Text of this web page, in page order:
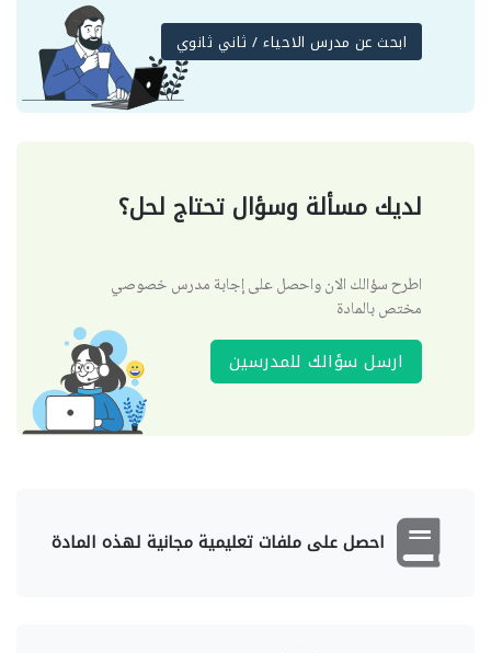
ابحث عن مدرس الاحياء / ثاني ثانوي
لديك مسألة وسؤال تحتاج لحل؟
اطرح سؤالك الان واحصل على إجابة مدرس خصوصي
مختص بالمادة
ارسل سؤالك للمدرسين
احصل على ملفات تعليمية مجانية لهذه المادة